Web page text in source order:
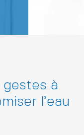
à
l’eau